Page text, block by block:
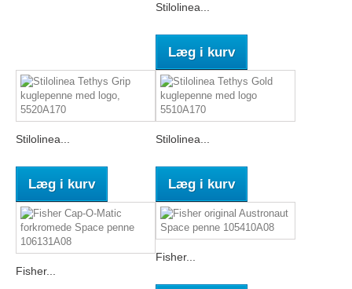
Stilolinea...
Læg i kurv
Stilolinea...
Læg i kurv
Stilolinea...
Læg i kurv
Fisher...
Fisher...